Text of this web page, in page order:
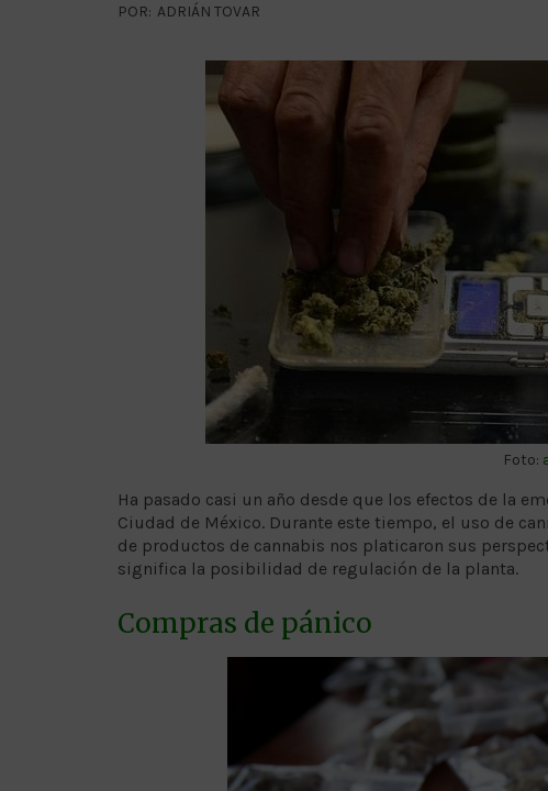
POR: ADRIÁN TOVAR
Foto:
Ha pasado casi un año desde que los efectos de la
Ciudad de México. Durante este tiempo, el uso de
de productos de cannabis nos platicaron sus
significa la posibilidad de regulación de la planta.
Compras de pánico